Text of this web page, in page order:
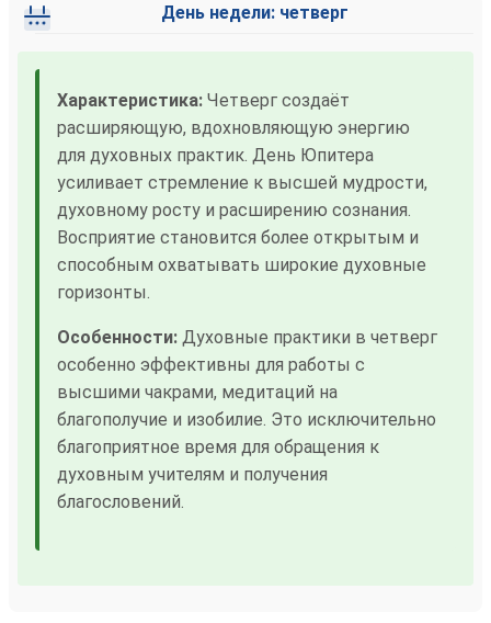
День недели: четверг
Характеристика: Четверг создаёт
расширяющую, вдохновляющую энергию
для духовных практик. День Юпитера
усиливает стремление к высшей мудрости,
духовному росту и расширению сознания.
Восприятие становится более открытым и
способным охватывать широкие духовные
горизонты.
Особенности: Духовные практики в четверг
особенно эффективны для работы с
высшими чакрами, медитаций на
благополучие и изобилие. Это исключительно
благоприятное время для обращения к
духовным учителям и получения
благословений.